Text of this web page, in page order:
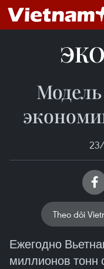
Theo dõi
Ежегодно
миллионов тонн